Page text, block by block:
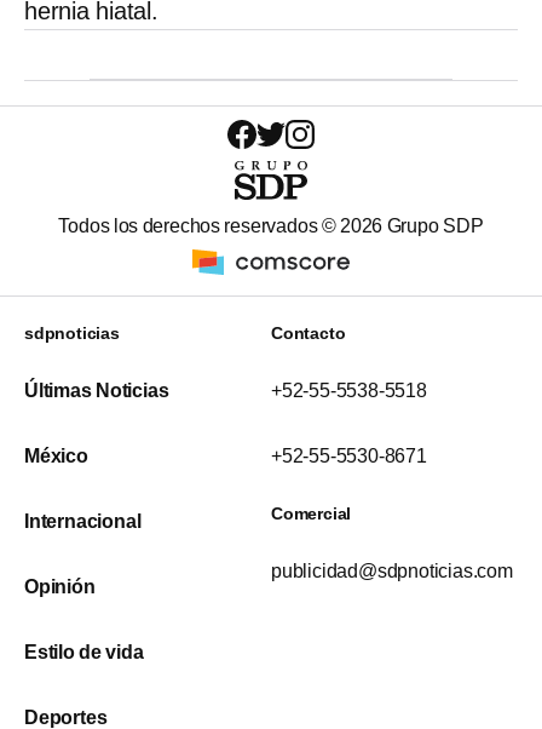
hernia hiatal.
Todos los derechos reservados © 2026 Grupo SDP
sdpnoticias
Últimas Noticias
México
Internacional
Opinión
Estilo de vida
Deportes
Contacto
+52-55-5538-5518
+52-55-5530-8671
Comercial
publicidad@sdpnoticias.com